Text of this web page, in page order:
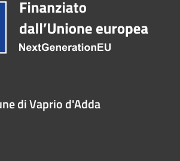
di Vaprio d'Adda